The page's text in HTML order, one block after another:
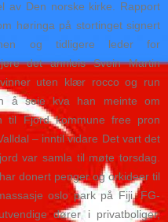
av Den norske kirke. Rapport
høringa på stortinget signert
og tidligere leder for
det annleis Svein Martin
uten klær rocco og run
å seie kva han meinte om
til Fjord kommune free pron
– inntil vidare Det vart det
var samla til møte torsdag.
donert penger og orkideer til
oslo park på Fiji. FG-
dører i privatboliger,